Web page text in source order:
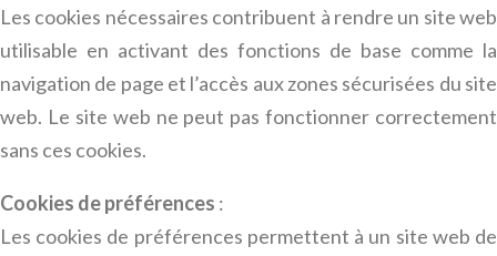
Les cookies nécessaires contribuent à rendre un site web
utilisable en activant des fonctions de base comme la
navigation de page et l’accès aux zones sécurisées du site
web. Le site web ne peut pas fonctionner correctement
sans ces cookies.
Cookies de préférences :
Les cookies de préférences permettent à un site web de